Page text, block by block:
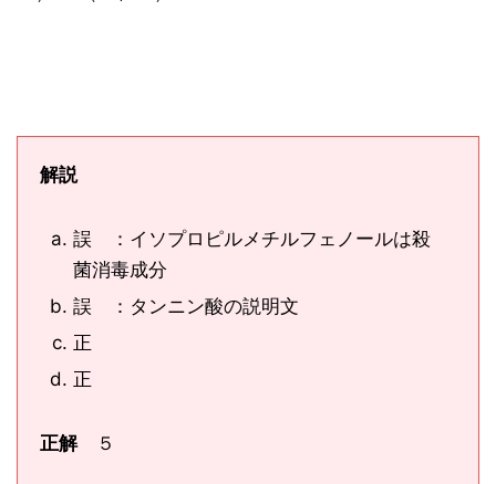
解説
誤 ：イソプロピルメチルフェノールは殺
菌消毒成分
誤 ：タンニン酸の説明文
正
正
正解５